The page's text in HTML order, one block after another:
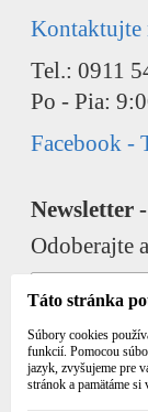
Kontaktujte
Tel.: 0911
Po - Pia:
Facebook -
Newsletter
Odoberajte
Táto stránka
Súbory cookies
funkcií. Pomocou
jazyk, zvyšujeme pre
stránok a pamätáme si